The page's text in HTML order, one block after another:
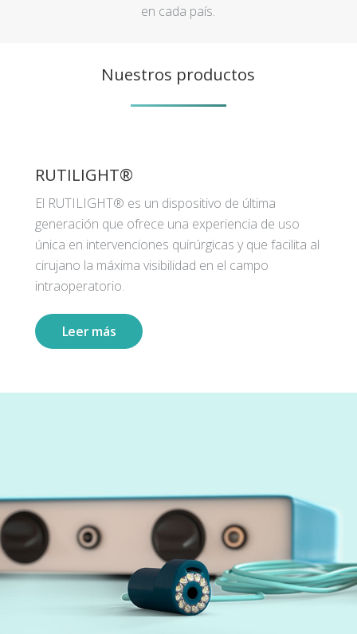
en cada país.
Nuestros productos
RUTILIGHT®
El RUTILIGHT® es un dispositivo de última
generación que ofrece una experiencia de uso
única en intervenciones quirúrgicas y que facilita al
cirujano la máxima visibilidad en el campo
intraoperatorio.
Leer más